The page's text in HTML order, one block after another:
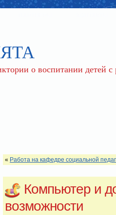
о воспитании детей
« Работа на кафедре социальной
Компьютер и
возможности